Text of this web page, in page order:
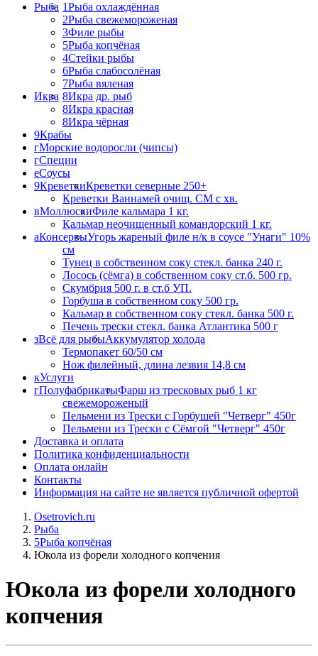
Рыба 1Рыба охлаждённая
2Рыба свежемороженая
3Филе рыбы
5Рыба копчёная
4Стейки рыбы
6Рыба слабосолёная
7Рыба вяленая
Икра 8Икра др. рыб
8Икра красная
8Икра чёрная
9Крабы
гМорские водоросли (чипсы)
гСпеции
еСоусы
9КреветкиКреветки северные 250+
Креветки Ваннамей очищ. СМ с хв.
вМоллюскиФиле кальмара 1 кг.
Кальмар неочищенный командорский 1 кг.
аКонсервыУгорь жареный филе н/к в соусе "Унаги" 10%
см
Тунец в собственном соку стекл. банка 240 г.
Лосось (сёмга) в собственном соку ст.б. 500 гр.
Скумбрия 500 г. в ст.б УП.
Горбуша в собственном соку 500 гр.
Кальмар в собственном соку стекл. банка 500 г.
Печень трески стекл. банка Атлантика 500 г
зВсё для рыбыАккумулятор холода
Термопакет 60/50 см
Нож филейный, длина лезвия 14,8 см
кУслуги
гПолуфабрикатыФарш из тресковых рыб 1 кг
свежемороженый
Пельмени из Трески с Горбушей "Четверг" 450г
Пельмени из Трески с Сёмгой "Четверг" 450г
Доставка и оплата
Политика конфиденциальности
Оплата онлайн
Контакты
Информация на сайте не является публичной офертой
Osetrovich.ru
Рыба
5Рыба копчёная
Юкола из форели холодного копчения
Юкола из форели холодного
копчения